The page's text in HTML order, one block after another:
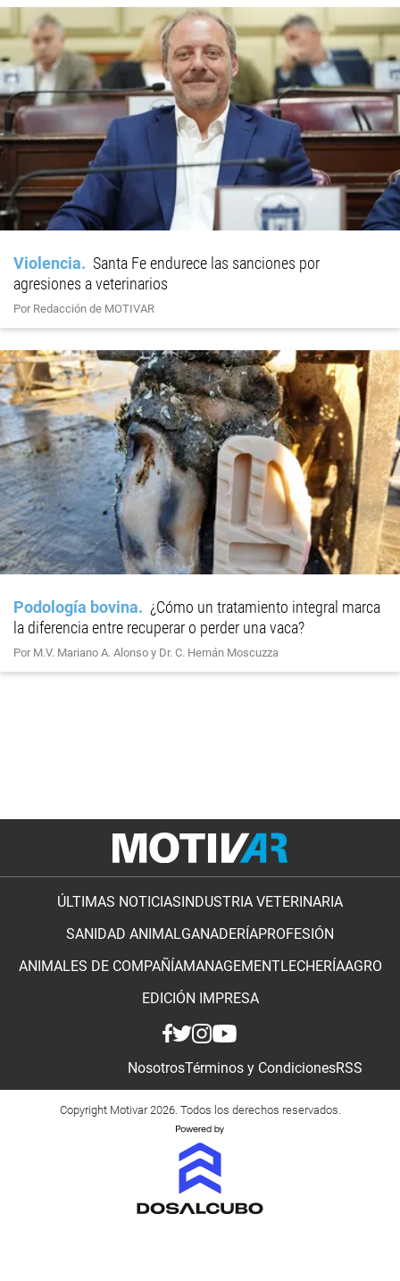
Violencia
Santa Fe endurece las sanciones por
agresiones a veterinarios
Por Redacción de MOTIVAR
Podología bovina
¿Cómo un tratamiento integral marca
la diferencia entre recuperar o perder una vaca?
Por M.V. Mariano A. Alonso y Dr. C. Hernán Moscuzza
ÚLTIMAS NOTICIASINDUSTRIA VETERINARIA
SANIDAD ANIMALGANADERÍAPROFESIÓN
ANIMALES DE COMPAÑÍAMANAGEMENTLECHERÍAAGRO
EDICIÓN IMPRESA
NosotrosTérminos y CondicionesRSS
Copyright Motivar 2026. Todos los derechos reservados.